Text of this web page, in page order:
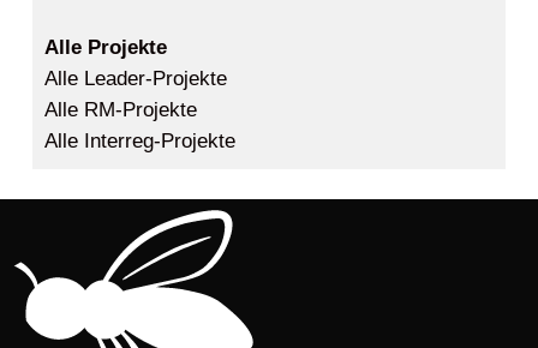
Alle Projekte
Alle Leader-Projekte
Alle RM-Projekte
Alle Interreg-Projekte